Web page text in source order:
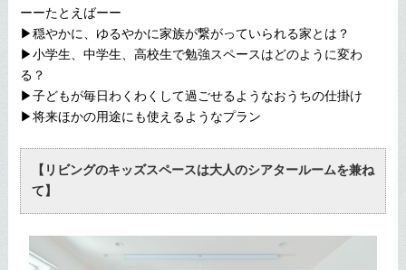
ーーたとえばーー
▶穏やかに、ゆるやかに家族が繋がっていられる家とは？
▶小学生、中学生、高校生で勉強スペースはどのように変わ
る？
▶子どもが毎日わくわくして過ごせるようなおうちの仕掛け
▶将来ほかの用途にも使えるようなプラン
【リビングのキッズスペースは大人のシアタールームを兼ね
て】